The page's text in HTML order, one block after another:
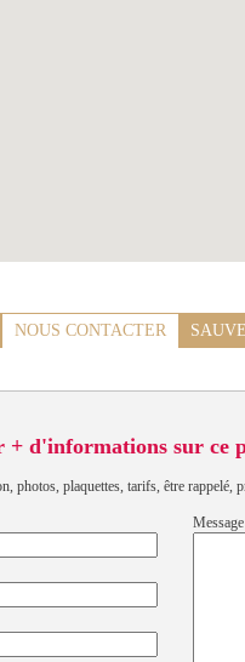
NOUS CONTACTER
+ d'informations sur ce
photos, plaquettes, tarifs, être rappelé,
Message